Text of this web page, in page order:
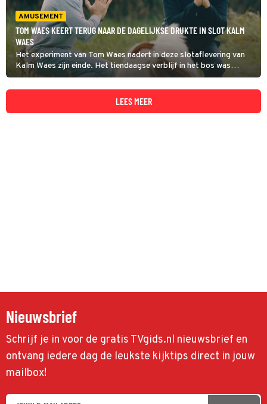
AMUSEMENT
TOM WAES KEERT TERUG NAAR DE DAGELIJKSE DRUKTE IN SLOT KALM
WAES
Het experiment van Tom Waes nadert in deze slotaflevering van
Kalm Waes zijn einde. Het tiendaagse verblijf in het bos was
zwaar, maar hij zal de rust gaan missen.
LEES MEER
Nieuwsbrief
Schrijf je in voor de gratis TVgids.nl nieuwsbrief en
ontvang iedere dag de leukste kijktips direct in jouw
mailbox!